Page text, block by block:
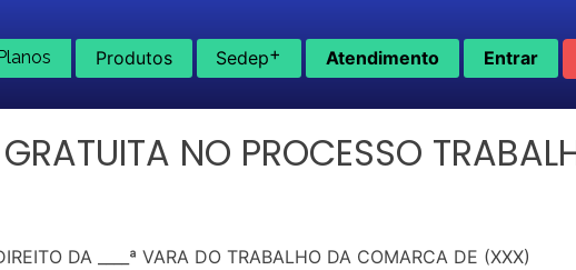
Planos Produtos Sedep+ Atendimento Entrar
NO PROCESSO
DA ____ª VARA DO TRABALHO DA COMARCA DE (XXX)